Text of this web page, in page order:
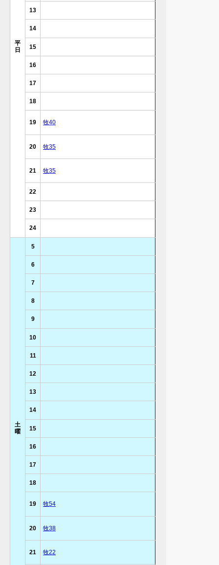
平
日
13
14
15
16
17
18
19 牧40
20 牧35
21 牧35
22
23
24
土
曜
5
6
7
8
9
10
11
12
13
14
15
16
17
18
19 牧54
20 牧38
21 牧22